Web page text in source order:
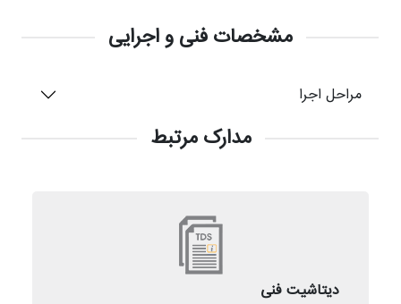
مشخصات فنی و اجرایی
مراحل اجرا
مدارک مرتبط
دیتاشیت فنی